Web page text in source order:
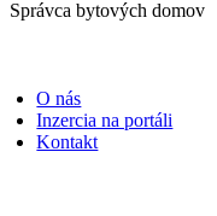
Správca bytových domov
O nás
Inzercia na portáli
Kontakt